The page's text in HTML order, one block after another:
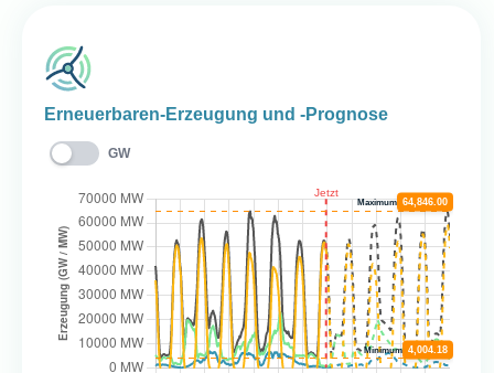
Erneuerbaren-Erzeugung und -Prognose
GW
Maximum 64,846.00
Minimum 4,004.18